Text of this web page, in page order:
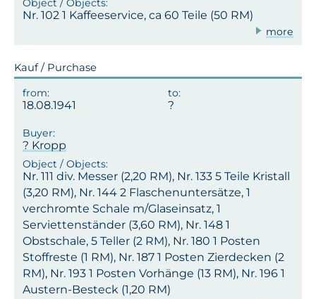
Nr. 102 1 Kaffeeservice, ca 60 Teile (50 RM)
more
Kauf / Purchase
18.08.1941
? Kropp
Nr. 111 div. Messer (2,20 RM), Nr. 133 5 Teile Kristall
(3,20 RM), Nr. 144 2 Flaschenuntersätze, 1
verchromte Schale m/Glaseinsatz, 1
Serviettenständer (3,60 RM), Nr. 148 1
Obstschale, 5 Teller (2 RM), Nr. 180 1 Posten
Stoffreste (1 RM), Nr. 187 1 Posten Zierdecken (2
RM), Nr. 193 1 Posten Vorhänge (13 RM), Nr. 196 1
Austern-Besteck (1,20 RM)